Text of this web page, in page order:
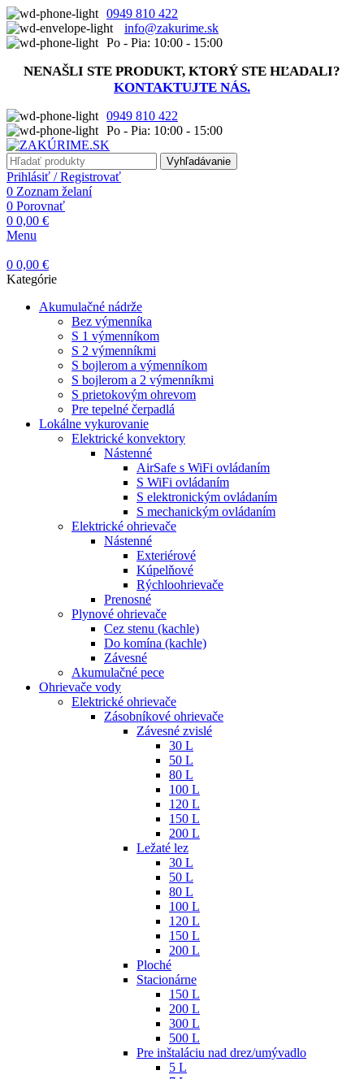
0949 810 422
info@zakurime.sk
Po - Pia: 10:00 - 15:00
NENAŠLI STE PRODUKT, KTORÝ STE HĽADALI?
KONTAKTUJTE NÁS.
0949 810 422
Po - Pia: 10:00 - 15:00
Vyhľadávanie
Prihlásiť / Registrovať
0 Zoznam želaní
0 Porovnať
0 0,00 €
Menu
0 0,00 €
Kategórie
Akumulačné nádrže
Bez výmenníka
S 1 výmenníkom
S 2 výmenníkmi
S bojlerom a výmenníkom
S bojlerom a 2 výmenníkmi
S prietokovým ohrevom
Pre tepelné čerpadlá
Lokálne vykurovanie
Elektrické konvektory
Nástenné
AirSafe s WiFi ovládaním
S WiFi ovládaním
S elektronickým ovládaním
S mechanickým ovládaním
Elektrické ohrievače
Nástenné
Exteriérové
Kúpelňové
Rýchloohrievače
Prenosné
Plynové ohrievače
Cez stenu (kachle)
Do komína (kachle)
Závesné
Akumulačné pece
Ohrievače vody
Elektrické ohrievače
Zásobníkové ohrievače
Závesné zvislé
30 L
50 L
80 L
100 L
120 L
150 L
200 L
Ležaté lez
30 L
50 L
80 L
100 L
120 L
150 L
200 L
Ploché
Stacionárne
150 L
200 L
300 L
500 L
Pre inštaláciu nad drez/umývadlo
5 L